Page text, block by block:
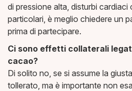
di pressione alta, disturbi
particolari, è meglio chiedere un
prima di partecipare.
Ci sono effetti collaterali
cacao?
Di solito no, se si assume la
tollerato, ma è importante non